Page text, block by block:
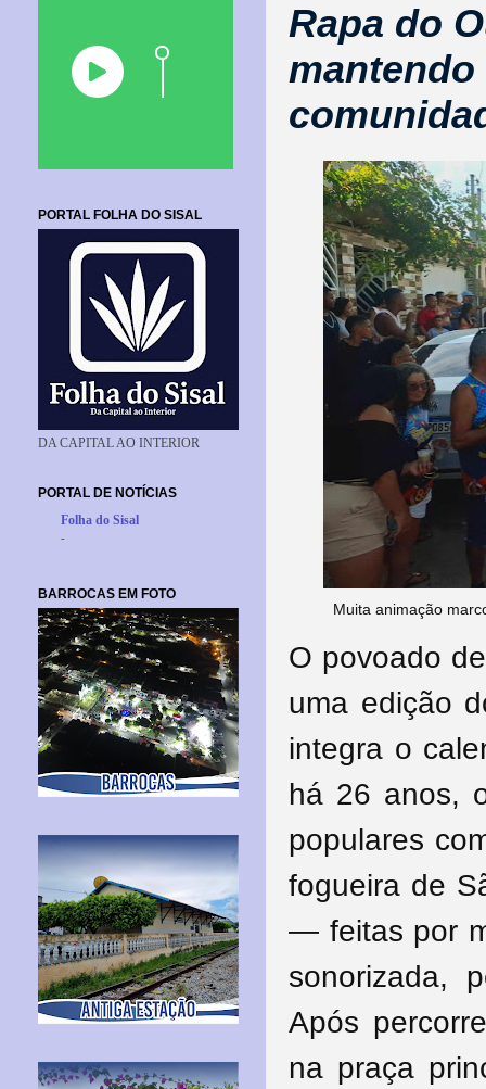
Rapa do
Muita animação
O povoado
uma edição
integra o
há 26 anos,
populares
fogueira de
— feitas por
sonorizada,
Após
na praça
PORTAL FOLHA DO SISAL
DA CAPITAL AO INTERIOR
PORTAL DE NOTÍCIAS
Folha do Sisal
-
BARROCAS EM FOTO